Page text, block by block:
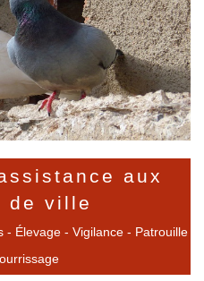
aux
de ville
- Élevage - Vigilance - Patrouille